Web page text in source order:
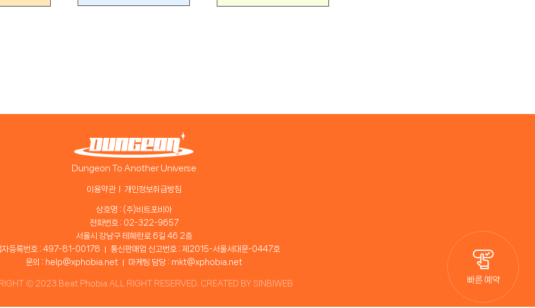
빠른 예약
Dungeon To Another Universe
이용약관 개인정보취급방침
상호명 : (주)비트포비아
전화번호 : 02-322-9657
서울시 강남구 테헤란로 6길 46 2층
자등록번호 : 497-81-00178
통신판매업 신고번호 : 제2015-서울서대문-0447호
문의 : help@xphobia.net
마케팅 담당 : mkt@xphobia.net
ⓒ 2023 Beat Phobia ALL RIGHT RESERVED. CREATED BY SINBIWEB